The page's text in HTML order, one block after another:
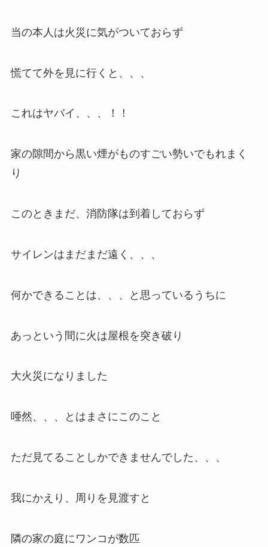
当の本人は火災に気がついておらず
慌てて外を見に行くと、、、
これはヤバイ、、、！！
家の隙間から黒い煙がものすごい勢いでもれまく
り
このときまだ、消防隊は到着しておらず
サイレンはまだまだ遠く、、、
何かできることは、、、と思っているうちに
あっという間に火は屋根を突き破り
大火災になりました
唖然、、、とはまさにこのこと
ただ見てることしかできませんでした、、、
我にかえり、周りを見渡すと
隣の家の庭にワンコが数匹